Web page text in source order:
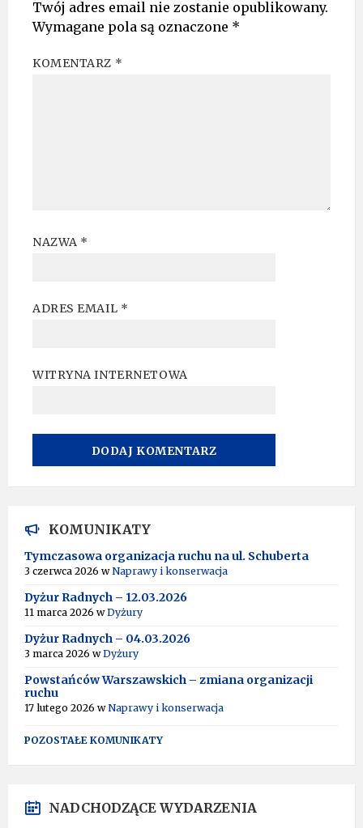
Twój adres email nie zostanie opublikowany.
Wymagane pola są oznaczone *
KOMENTARZ *
NAZWA *
ADRES EMAIL *
WITRYNA INTERNETOWA
T
E
R
N
T
I
E
:
KOMUNIKATY
Tymczasowa organizacja ruchu na ul. Schuberta
3 czerwca 2026 wNaprawy i konserwacja
Dyżur Radnych – 12.03.2026
11 marca 2026 wDyżury
Dyżur Radnych – 04.03.2026
3 marca 2026 wDyżury
Powstańców Warszawskich – zmiana organizacji
ruchu
17 lutego 2026 wNaprawy i konserwacja
POZOSTAŁE KOMUNIKATY
NADCHODZĄCE WYDARZENIA